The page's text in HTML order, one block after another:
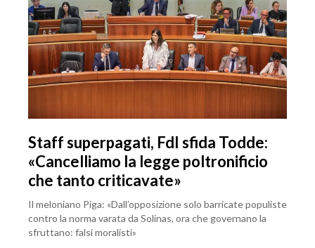
Staff superpagati, FdI sfida Todde:
«Cancelliamo la legge poltronificio
che tanto criticavate»
Il meloniano Piga: «Dall’opposizione solo barricate populiste
contro la norma varata da Solinas, ora che governano la
sfruttano: falsi moralisti»